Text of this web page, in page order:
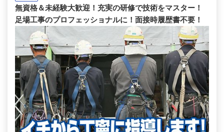
無資格＆未経験大歓迎！充実の研修で技術をマスター！
足場工事のプロフェッショナルに！面接時履歴書不要！